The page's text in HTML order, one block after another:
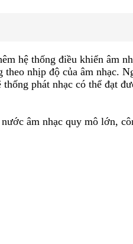
hệ thống điều khiển âm
nhịp độ của âm nhạc.
phát nhạc có thể đạt
âm nhạc quy mô lớn,